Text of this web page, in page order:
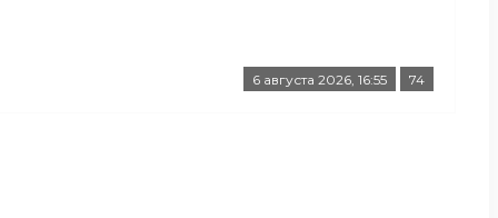
6 августа 2026, 16:55 74